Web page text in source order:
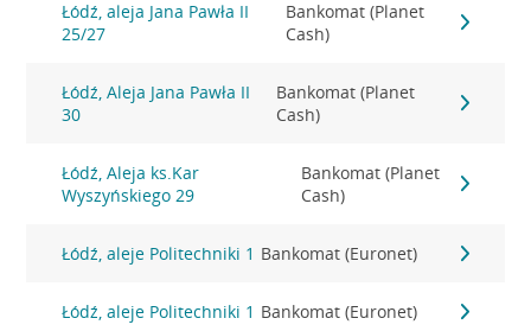
Łódź, aleja Jana Pawła II
25/27
Bankomat (Planet
Cash)
Łódź, Aleja Jana Pawła II
30
Bankomat (Planet
Cash)
Łódź, Aleja ks.Kar
Wyszyńskiego 29
Bankomat (Planet
Cash)
Łódź, aleje Politechniki 1 Bankomat (Euronet)
Łódź, aleje Politechniki 1 Bankomat (Euronet)